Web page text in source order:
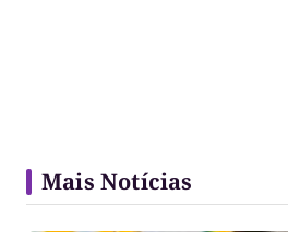
Mais Notícias